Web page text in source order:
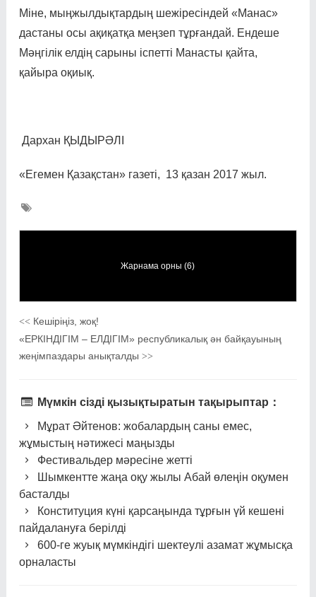
Міне, мың­жыл­дық­тардың шежіре­сіндей «Манас»
дастаны осы ақиқатқа меңзеп тұрғандай. Ендеше
Мәңгілік елдің сарыны іспетті Манасты қайта,
қайыра оқиық.
Дархан ҚЫДЫРӘЛІ
«Егемен Қазақстан» газеті, 13 қазан 2017 жыл.
Жарнама орны (6)
<<Кешіріңіз, жоқ!
«ЕРКІНДІГІМ – ЕЛДІГІМ» республикалық ән байқауының
жеңімпаздары анықталды >>
Мүмкін сізді қызықтыратын тақырыптар：
Мұрат Әйтенов: жобалардың саны емес,
жұмыстың нәтижесі маңызды
Фестивальдер мәресіне жетті
Шымкентте жаңа оқу жылы Абай өлеңін оқумен
басталды
Конституция күні қарсаңында тұрғын үй кешені
пайдалануға берілді
600-ге жуық мүмкіндігі шектеулі азамат жұмысқа
орналасты